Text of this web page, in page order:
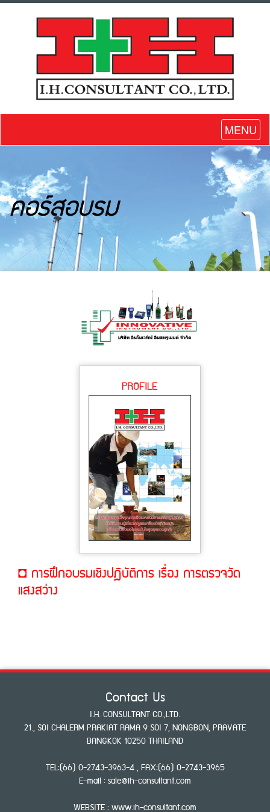
MENU
คอร์สอบรม
PROFILE
◘ การฝึกอบรมเชิงปฏิบัติการ เรื่อง การตรวจวัด
แสงสว่าง
Contact Us
I.H. CONSULTANT CO.,LTD.
21., SOI CHALERM PRAKIAT RAMA 9 SOI 7, NONGBON, PRAVATE
BANGKOK 10250 THAILAND
TEL:(66) 0-2743-3963-4 , FAX:(66) 0-2743-3965
E-mail : sale@ih-consultant.com
WEBSITE :www.ih-consultant.com